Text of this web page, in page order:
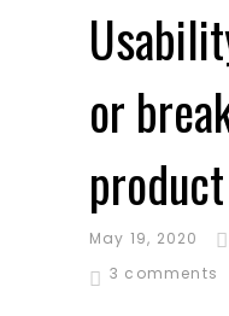
or
product
May 19, 2020
3 comments